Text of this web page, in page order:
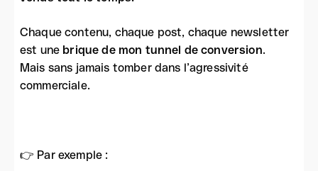
Chaque contenu, chaque post, chaque newsletter
est une brique de mon tunnel de conversion.
Mais sans jamais tomber dans l’agressivité
commerciale.
👉 Par exemple :